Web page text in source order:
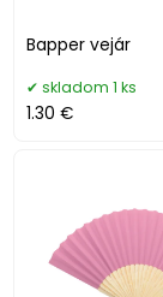
Bapper vejár
skladom 1 ks
1.30 €